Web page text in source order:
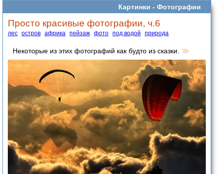
Картинки - Фотографии
Просто красивые фотографии, ч.6
лес остров африка пейзаж фото под водой природа
Некоторые из этих фотографий как будто из сказки.